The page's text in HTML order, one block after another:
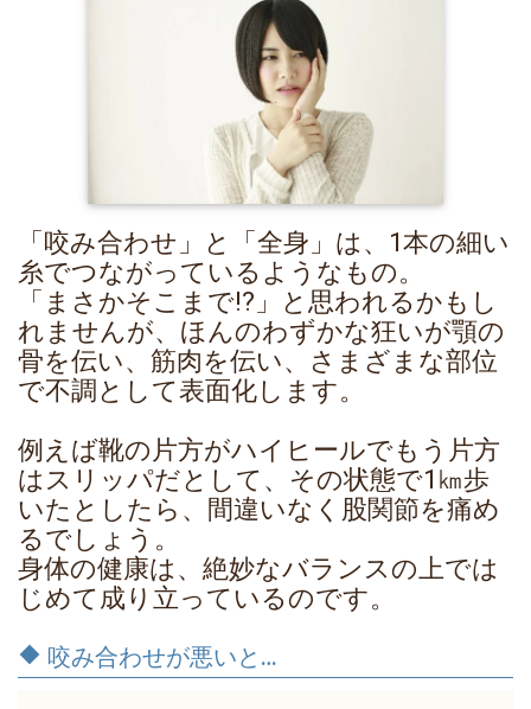
「咬み合わせ」と「全身」は、1本の細い
糸でつながっているようなもの。
「まさかそこまで!?」と思われるかもし
れませんが、ほんのわずかな狂いが顎の
骨を伝い、筋肉を伝い、さまざまな部位
で不調として表面化します。
例えば靴の片方がハイヒールでもう片方
はスリッパだとして、その状態で1㎞歩
いたとしたら、間違いなく股関節を痛め
るでしょう。
身体の健康は、絶妙なバランスの上では
じめて成り立っているのです。
咬み合わせが悪いと…